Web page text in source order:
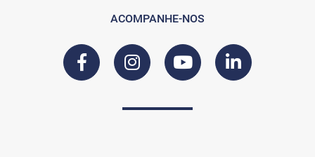
ACOMPANHE-NOS